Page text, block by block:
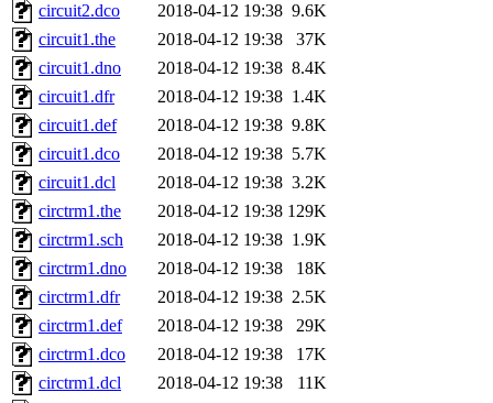
circuit2.dco
2018-04-12 19:38 9.6K
circuit1.the
2018-04-12 19:38
37K
circuit1.dno
2018-04-12 19:38 8.4K
circuit1.dfr
2018-04-12 19:38 1.4K
circuit1.def
2018-04-12 19:38 9.8K
circuit1.dco
2018-04-12 19:38 5.7K
circuit1.dcl
2018-04-12 19:38 3.2K
circtrm1.the
2018-04-12 19:38 129K
circtrm1.sch
2018-04-12 19:38 1.9K
circtrm1.dno
2018-04-12 19:38
18K
circtrm1.dfr
2018-04-12 19:38 2.5K
circtrm1.def
2018-04-12 19:38
29K
circtrm1.dco
2018-04-12 19:38
17K
circtrm1.dcl
2018-04-12 19:38
11K